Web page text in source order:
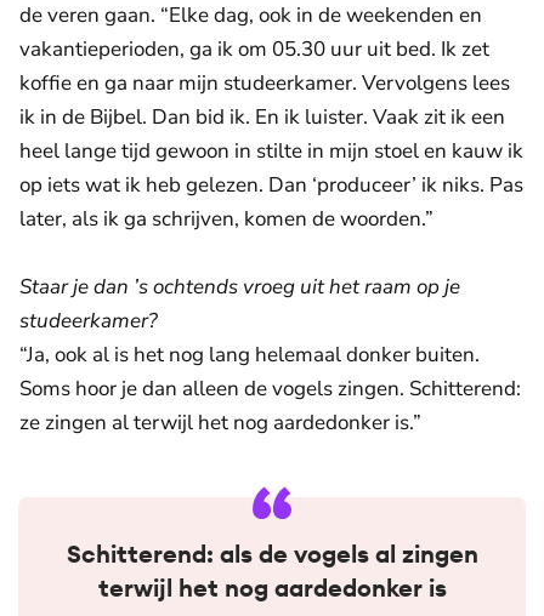
de veren gaan. “Elke dag, ook in de weekenden en
vakantieperioden, ga ik om 05.30 uur uit bed. Ik zet
koffie en ga naar mijn studeerkamer. Vervolgens lees
ik in de Bijbel. Dan bid ik. En ik luister. Vaak zit ik een
heel lange tijd gewoon in stilte in mijn stoel en kauw ik
op iets wat ik heb gelezen. Dan ‘produceer’ ik niks. Pas
later, als ik ga schrijven, komen de woorden.”
Staar je dan ’s ochtends vroeg uit het raam op je
studeerkamer?
“Ja, ook al is het nog lang helemaal donker buiten.
Soms hoor je dan alleen de vogels zingen. Schitterend:
ze zingen al terwijl het nog aardedonker is.”
Schitterend: als de vogels al zingen
terwijl het nog aardedonker is